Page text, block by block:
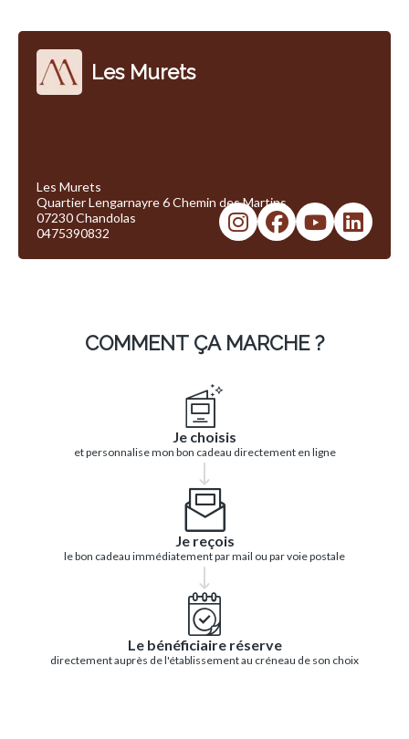
Les Murets
Les Murets
Quartier Lengarnayre 6 Chemin des Martins
07230 Chandolas
0475390832
COMMENT ÇA MARCHE ?
Je choisis
et personnalise mon bon cadeau directement en ligne
Je reçois
le bon cadeau immédiatement par mail ou par voie postale
Le bénéficiaire réserve
directement auprès de l'établissement au créneau de son choix